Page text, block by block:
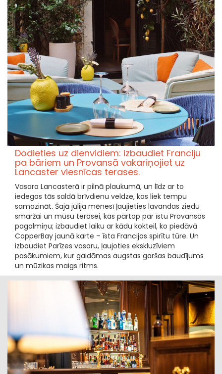
Dodieties uz dienvidiem: izbaudiet Franciju
pa bāriem un Provansā vakariņojiet uz
Lancaster viesnīcas terases.
Vasara Lancasterā ir pilnā plaukumā, un līdz ar to
iedegas tās saldā brīvdienu veldze, kas liek tempu
samazināt. Šajā jūlija mēnesī ļaujieties lavandas ziedu
smaržai un mūsu terasei, kas pārtop par īstu Provansas
pagalmiņu; izbaudiet laiku ar kādu kokteil, ko piedāvā
CopperBay jaunā karte – īsta Francijas spirītu tūre. Un
izbaudiet Parīzes vasaru, ļaujoties ekskluzīviem
pasākumiem, kur gaidāmas augstas garšas baudījums
un mūzikas maigs ritms.